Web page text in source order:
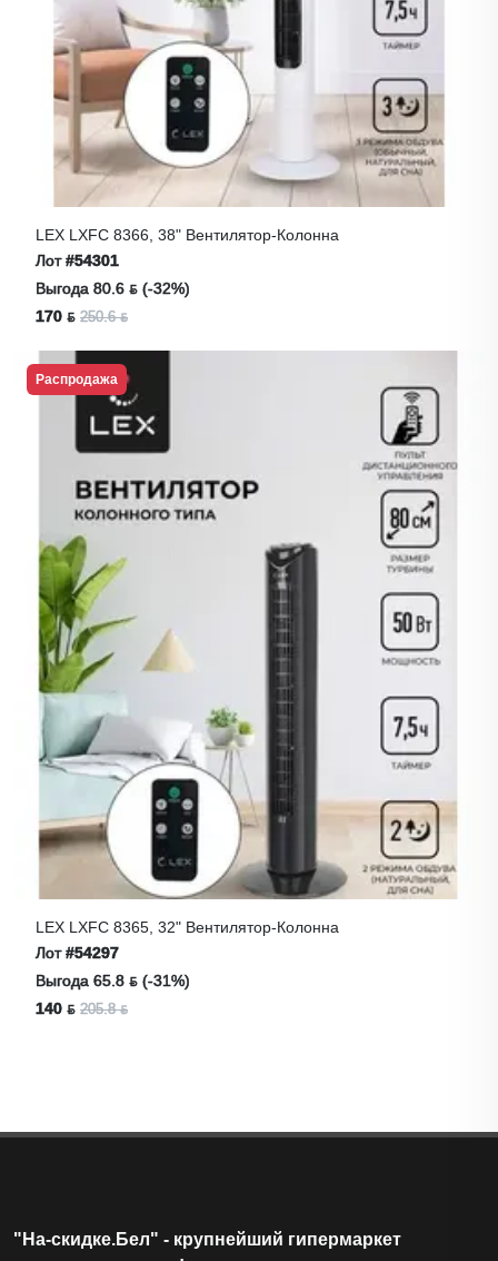
LEX LXFC 8366, 38" Вентилятор-Колонна
Лот#54301
Выгода 80.6 ƃ (-32%)
170 ƃ 250.6 ƃ
Распродажа
LEX LXFC 8365, 32" Вентилятор-Колонна
Лот#54297
Выгода 65.8 ƃ (-31%)
140 ƃ 205.8 ƃ
"На-скидке.Бел" - крупнейший гипермаркет